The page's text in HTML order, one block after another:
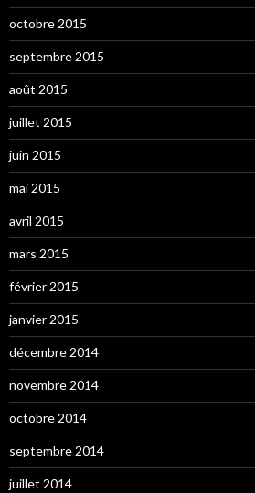
octobre 2015
septembre 2015
août 2015
juillet 2015
juin 2015
mai 2015
avril 2015
mars 2015
février 2015
janvier 2015
décembre 2014
novembre 2014
octobre 2014
septembre 2014
juillet 2014